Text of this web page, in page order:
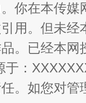
除
你在本传
用。但未
。已经本
于：
。如您对